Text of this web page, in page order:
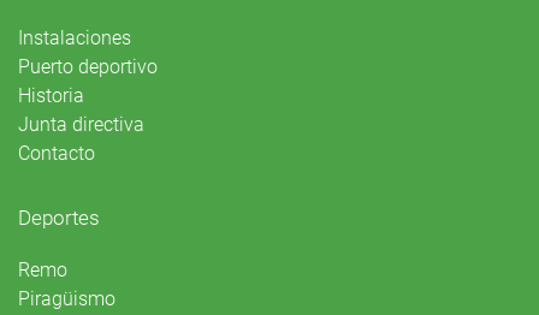
Instalaciones
Puerto deportivo
Historia
Junta directiva
Contacto
Deportes
Remo
Piragüismo